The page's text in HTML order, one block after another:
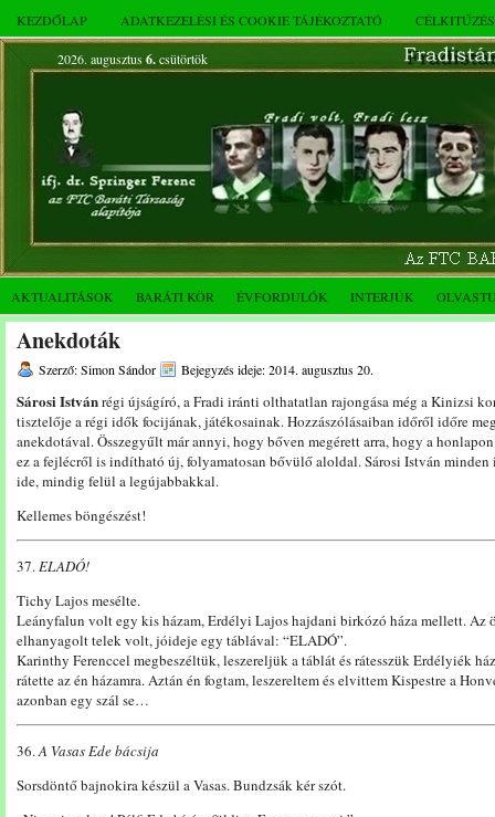
KEZDŐLAP ADATKEZELÉSI ÉS COOKIE TÁJÉKOZTATÓ
2026. augusztus 6.csütörtök
AKTUALITÁSOK BARÁTI KÖR ÉVFORDULÓK INTERJÚK
Anekdoták
Szerző: Simon Sándor Bejegyzés ideje: 2014. augusztus 20.
Sárosi Istvánrégi újságíró, a Fradi iránti olthatatlan rajongása még a Kinizsi
tisztelője a régi idők focijának, játékosainak. Hozzászólásaiban időről időre
anekdotával. Összegyűlt már annyi, hogy bőven megérett arra, hogy a
ez a fejlécről is indítható új, folyamatosan bővülő aloldal. Sárosi István
ide, mindig felül a legújabbakkal.
Kellemes böngészést!
37.ELADÓ!
Tichy Lajos mesélte.
Leányfalun volt egy kis házam, Erdélyi Lajos hajdani birkózó háza mellett. Az
elhanyagolt telek volt, jóideje egy táblával: “ELADÓ”.
Karinthy Ferenccel megbeszéltük, leszereljük a táblát és rátesszük Erdélyiék
rátette az én házamra. Aztán én fogtam, leszereltem és elvittem Kispestre a
azonban egy szál se…
36.A Vasas Ede bácsija
Sorsdöntő bajnokira készül a Vasas. Bundzsák kér szót.